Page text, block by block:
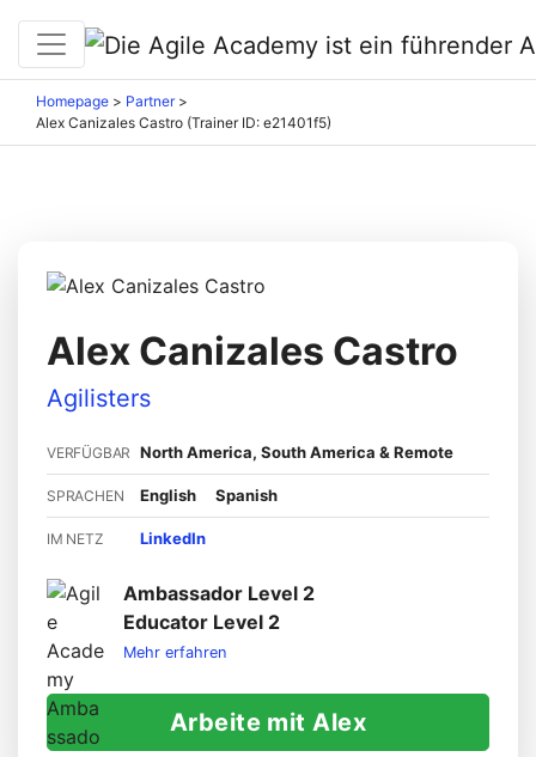
Homepage > Partner>
Alex Canizales Castro (Trainer ID: e21401f5)
Alex Canizales Castro
Agilisters
VERFÜGBAR North America, South America & Remote
SPRACHEN English Spanish
IM NETZ LinkedIn
Ambassador Level 2
Educator Level 2
Mehr erfahren
Arbeite mit Alex